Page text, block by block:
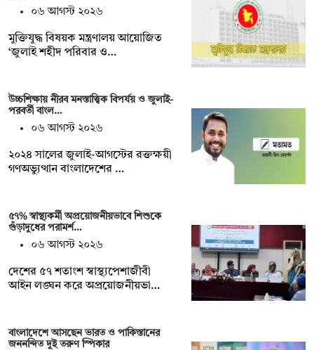
০৬ আগস্ট ২০২৬
মুক্তিযুদ্ধ বিষয়ক মন্ত্রণালয় আয়োজিত
‘জুলাই শহীদ পরিবার ও…
উচ্চশিক্ষায় নীরব মনস্তাত্ত্বিক বিপর্যয় ও জুলাই-
পরবর্তী বাংল…
০৬ আগস্ট ২০২৬
২০২৪ সালের জুলাই-আগস্টের রক্তক্ষয়ী
গণঅভ্যুত্থান বাংলাদেশের …
৫৭% স্বাস্থ্যকর্মী অপ্রয়োজনীয়ভাবে শিশুকে
গুঁড়াদুধের পরামর্শ…
০৬ আগস্ট ২০২৬
দেশের ৫৭ শতাংশ স্বাস্থ্যপেশাজীবী
আইন লঙ্ঘন করে অপ্রয়োজনীয়ভা…
বাংলাদেশে আসছেন ভারত ও পাকিস্তানের
জননন্দিত দুই তরুণ স্পিকার